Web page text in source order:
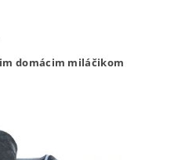
domácim miláčikom